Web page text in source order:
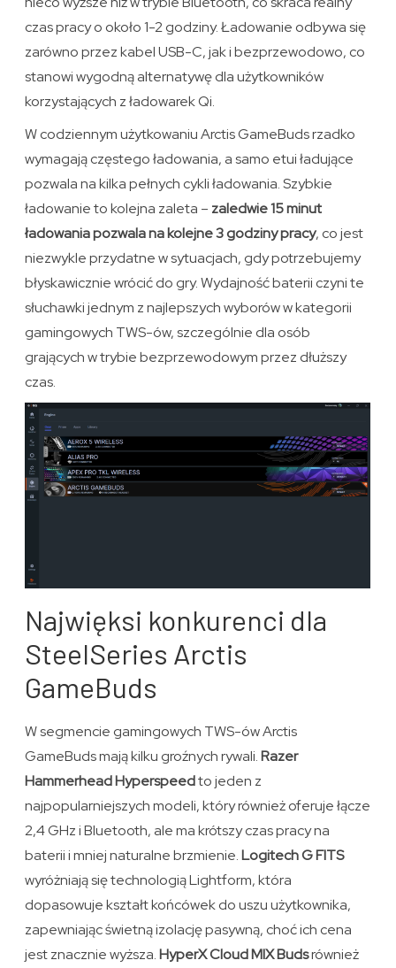
czas pracy o około 1-2 godziny. Ładowanie odbywa się
zarówno przez kabel USB-C, jak i bezprzewodowo, co
stanowi wygodną alternatywę dla użytkowników
korzystających z ładowarek Qi.
W codziennym użytkowaniu Arctis GameBuds rzadko
wymagają częstego ładowania, a samo etui ładujące
pozwala na kilka pełnych cykli ładowania. Szybkie
ładowanie to kolejna zaleta – zaledwie 15 minut
ładowania pozwala na kolejne 3 godziny pracy, co jest
niezwykle przydatne w sytuacjach, gdy potrzebujemy
błyskawicznie wrócić do gry. Wydajność baterii czyni te
słuchawki jednym z najlepszych wyborów w kategorii
gamingowych TWS-ów, szczególnie dla osób
grających w trybie bezprzewodowym przez dłuższy
czas.
Najwięksi konkurenci dla
SteelSeries Arctis
GameBuds
W segmencie gamingowych TWS-ów Arctis
GameBuds mają kilku groźnych rywali.Razer
Hammerhead Hyperspeedto jeden z
najpopularniejszych modeli, który również oferuje łącze
2,4 GHz i Bluetooth, ale ma krótszy czas pracy na
baterii i mniej naturalne brzmienie.Logitech G FITS
wyróżniają się technologią Lightform, która
dopasowuje kształt końcówek do uszu użytkownika,
zapewniając świetną izolację pasywną, choć ich cena
jest znacznie wyższa.HyperX Cloud MIX Budsrównież